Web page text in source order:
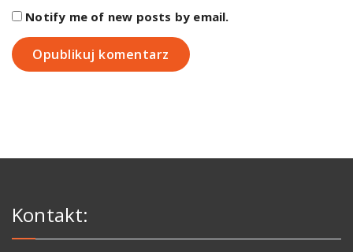
Notify me of new posts by email.
Kontakt: